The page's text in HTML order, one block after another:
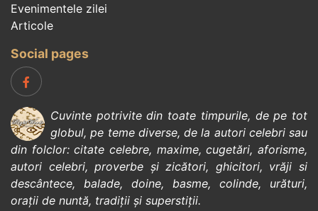
Evenimentele zilei
Articole
Social pages
Cuvinte potrivite din toate timpurile, de pe tot
globul, pe teme diverse, de la autori celebrisau
din folclor:citate celebre, maxime,cugetări,aforisme,
autori celebri,proverbe și zicători, ghicitori, vrăji si
descântece, balade, doine, basme, colinde, urături,
orații de nuntă, tradiții și superstiții.